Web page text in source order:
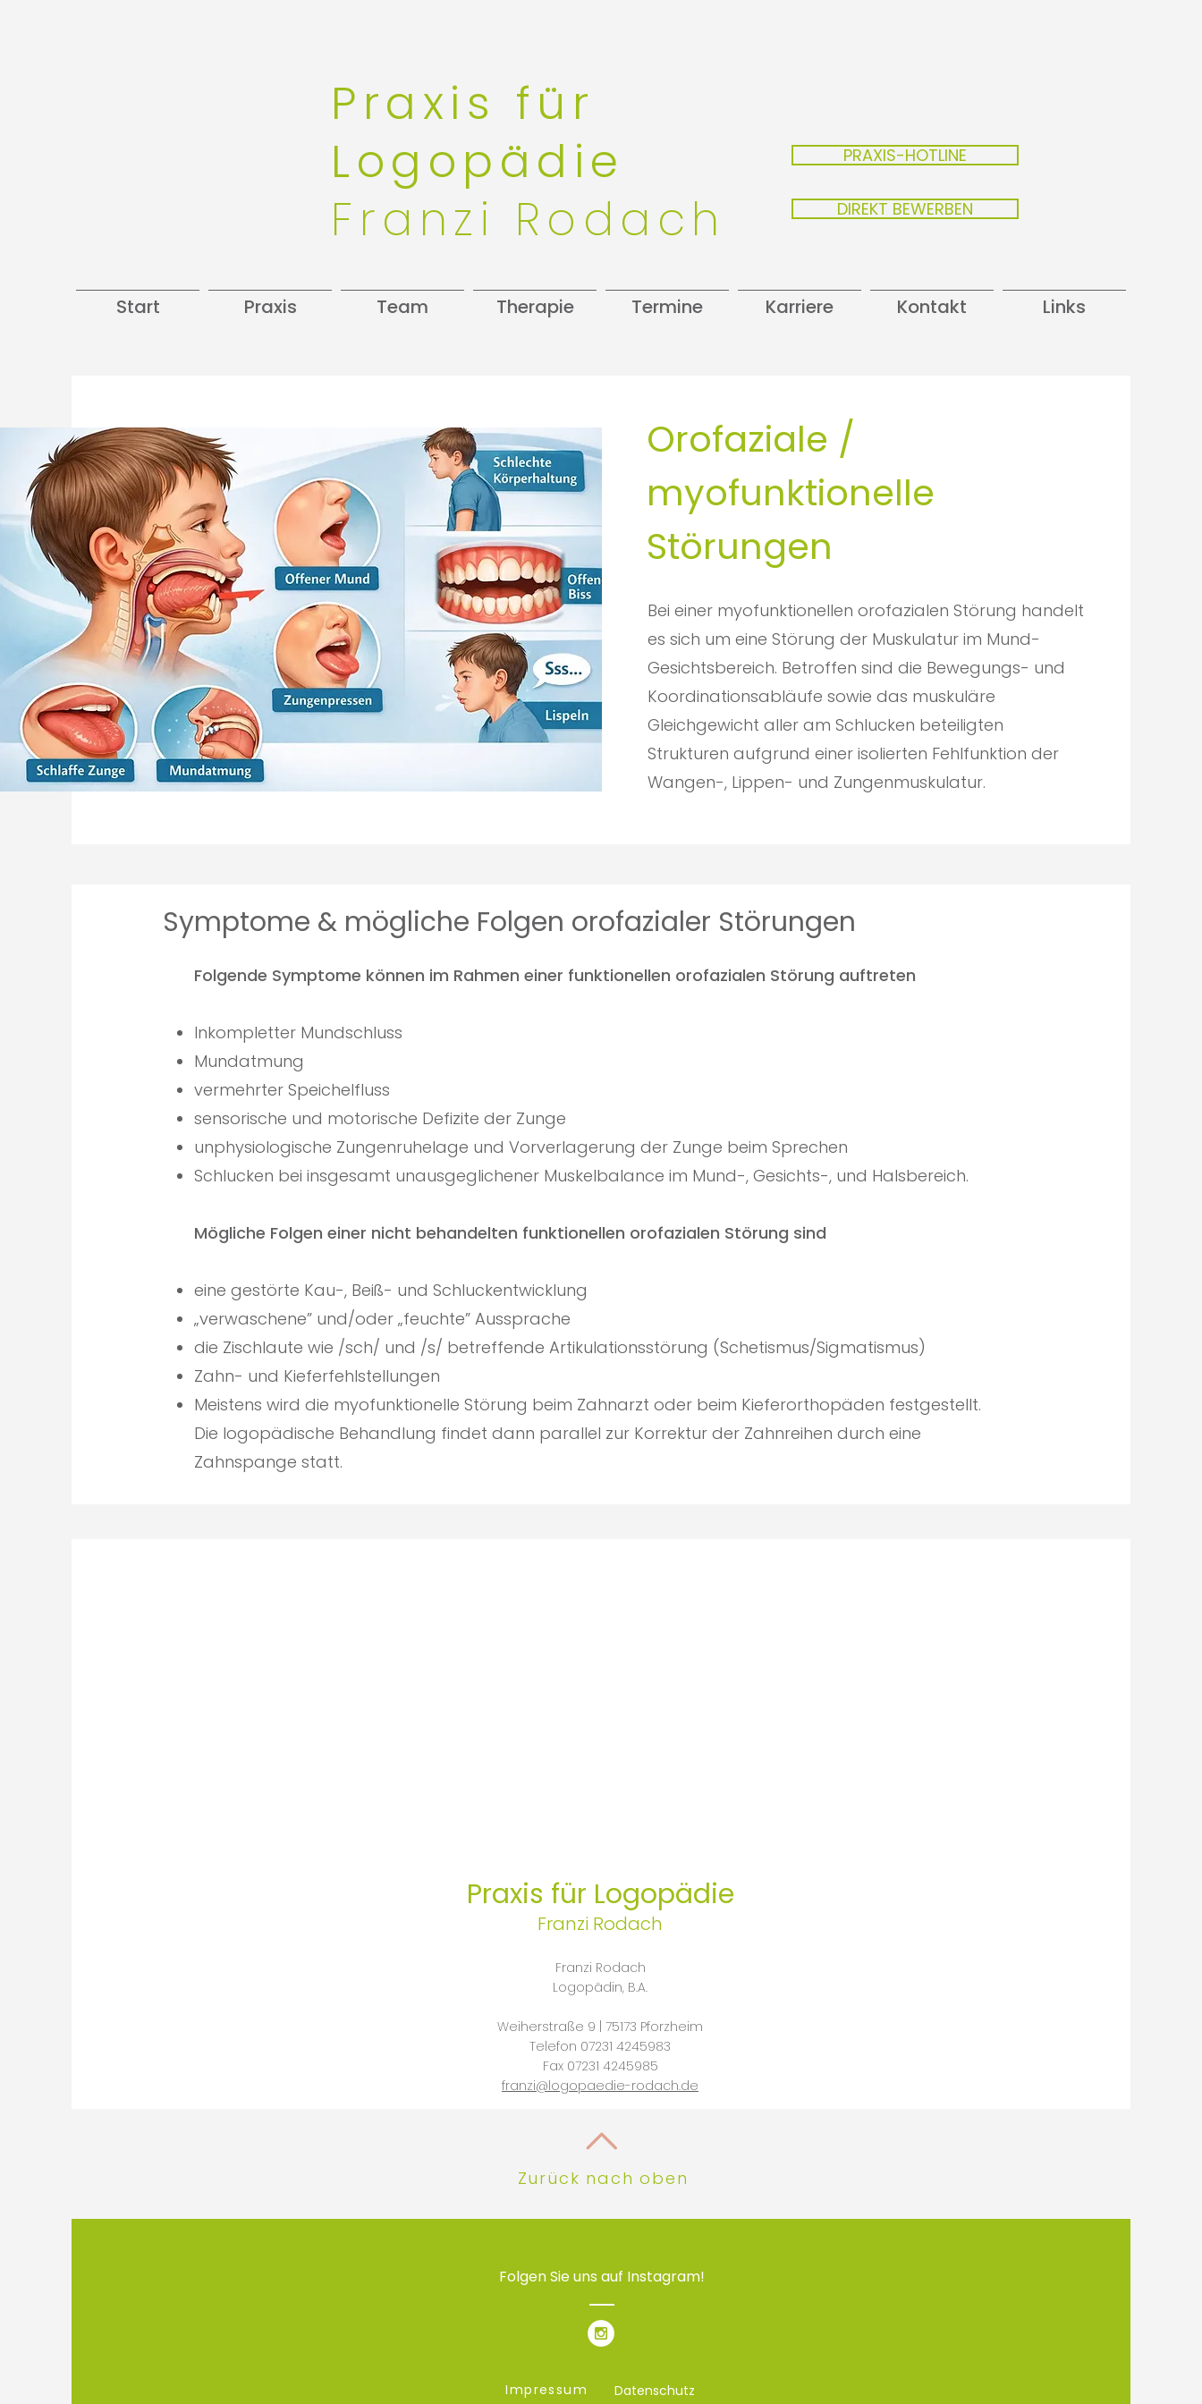
Praxis für
Logopädie
Franzi Rodach
PRAXIS-HOTLINE
DIREKT BEWERBEN
Start Praxis Team Therapie Termine Karriere Kontakt Links
Orofaziale /
myofunktionelle
Störungen
Bei einer myofunktionellen orofazialen Störung handelt
es sich um eine Störung der Muskulatur im Mund-
Gesichtsbereich. Betroffen sind die Bewegungs- und
Koordinationsabläufe sowie das muskuläre
Gleichgewicht aller am Schlucken beteiligten
Strukturen aufgrund einer isolierten Fehlfunktion der
Wangen-, Lippen- und Zungenmuskulatur.
Symptome & mögliche Folgen orofazialer Störungen
Folgende Symptome können im Rahmen einer funktionellen orofazialen Störung auftreten
​Inkompletter Mundschluss
Mundatmung
vermehrter Speichelfluss
sensorische und motorische Defizite der Zunge
unphysiologische Zungenruhelage und Vorverlagerung der Zunge beim Sprechen
Schlucken bei insgesamt unausgeglichener Muskelbalance im Mund-, Gesichts-, und Halsbereich.
Mögliche Folgen einer nicht behandelten funktionellen orofazialen Störung sind
eine gestörte Kau-, Beiß- und Schluckentwicklung
„verwaschene” und/oder „feuchte” Aussprache
die Zischlaute wie /sch/ und /s/ betreffende Artikulationsstörung (Schetismus/Sigmatismus)
Zahn- und Kieferfehlstellungen​
Meistens wird die myofunktionelle Störung beim Zahnarzt oder beim Kieferorthopäden festgestellt.
Die logopädische Behandlung findet dann parallel zur Korrektur der Zahnreihen durch eine
Zahnspange statt.
Praxis für Logopädie
Franzi Rodach
Franzi Rodach
Logopädin, B.A.
Weiherstraße 9 | 75173 Pforzheim
Telefon 07231 4245983
Fax 07231 4245985
franzi@logopaedie-rodach.de
Zurück nach oben
Folgen Sie uns auf Instagram!
Impressum Datenschutz